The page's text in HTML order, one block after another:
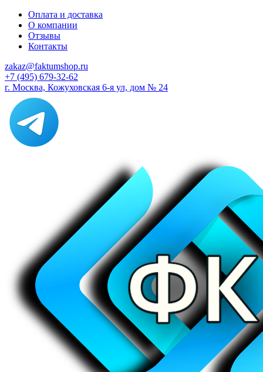
Оплата и доставка
О компании
Отзывы
Контакты
zakaz@faktumshop.ru
+7 (495) 679-32-62
г. Москва, Кожуховская 6-я ул, дом № 24